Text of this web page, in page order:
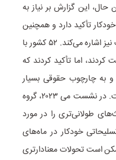
این گزارش بر نیاز به
تأکید دارد و همچنین
به مقررات مرتبط با توسعه این تسلیحات نیز اشاره می‌کند. ۵۲ کشور با
اما تأکید کردند که
به چارچوب حقوقی بسیار
جامع‌تر و مؤثرتری در این حوزه نیاز است. در نشست می ۲۰۲۳، گروه
طولانی‌تری را در مورد
خودکار در ماه‌های
اینکه ممکن است تحولات معنادارتری